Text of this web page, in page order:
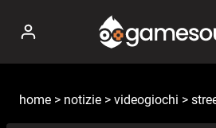
contenuto
home > notizie > videogiochi >